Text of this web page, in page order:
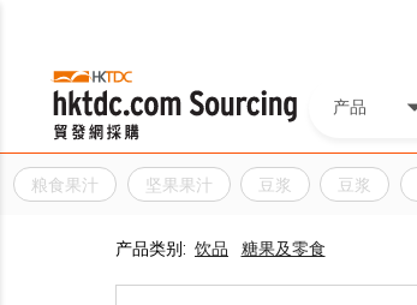
产品
粮食果汁 坚果果汁 豆浆 豆浆
产品类别: 饮品 糖果及零食